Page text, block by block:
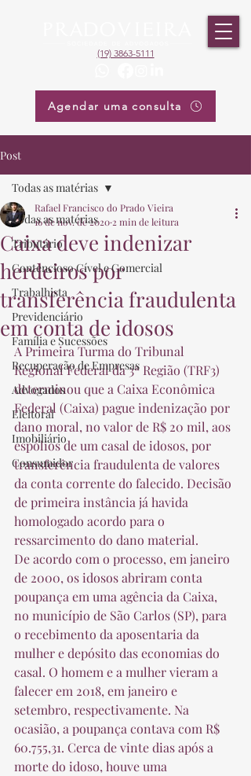
(19) 3863-5111
Agendar uma consulta
Post
Todas as matérias
Tributário
Contencioso Cível e Comercial
Trabalhista
Previdenciário
Família e Sucessões
Recuperação de Empresas
Advogados
Eleitoral
Imobiliário
Consumidor
Todas as matérias
Caixa deve indenizar
herdeiros por
transferência fraudulenta
em conta de idosos
Rafael Francisco do Prado Vieira
16 de nov. de 2020 2 min de leitura
A Primeira Turma do Tribunal
Regional Federal da 3ª Região (TRF3)
determinou que a Caixa Econômica
Federal (Caixa) pague indenização por
dano moral, no valor de R$ 20 mil, aos
espólios de um casal de idosos, por
transferência fraudulenta de valores
da conta corrente do falecido. Decisão
de primeira instância já havida
homologado acordo para o
ressarcimento do dano material.
De acordo com o processo, em janeiro
de 2000, os idosos abriram conta
poupança em uma agência da Caixa,
no município de São Carlos (SP), para
o recebimento da aposentaria da
mulher e depósito das economias do
casal. O homem e a mulher vieram a
falecer em 2018, em janeiro e
setembro, respectivamente. Na
ocasião, a poupança contava com R$
60.755,31. Cerca de vinte dias após a
morte do idoso, houve uma